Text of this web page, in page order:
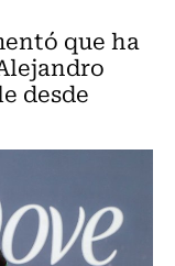
que ha
desde